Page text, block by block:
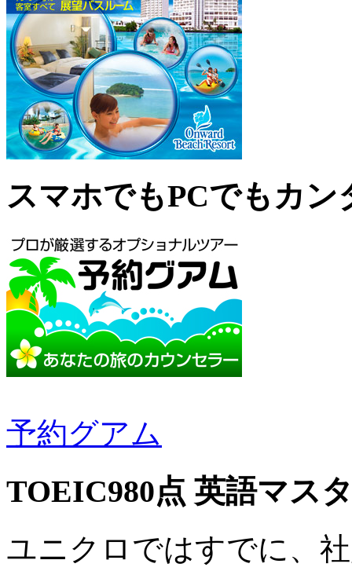
スマホでもPCでもカ
予約グアム
TOEIC980点 英語マス
ユニクロではすでに、